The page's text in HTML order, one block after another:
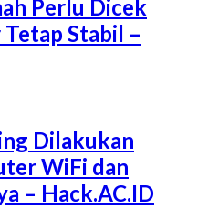
Perlu Dicek
Stabil –
Dilakukan
WiFi dan
– Hack.AC.ID